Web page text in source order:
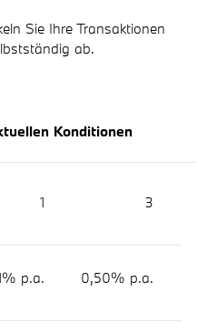
Sie Ihre Transaktionen
ab.
Konditionen
1
p.a.
3
0,50% p.a.